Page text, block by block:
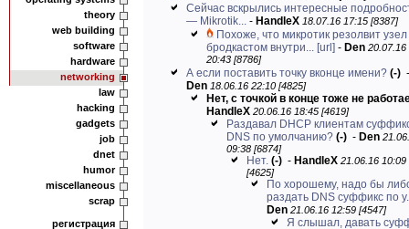
theory
web building
software
hardware
networking
law
hacking
gadgets
job
dnet
humor
miscellaneous
scrap
регистрация
Сейчас вскрылись интересные
— Mikrotik... - HandleX 18.07.16 17:15 [8387]
Похоже, что микротик резолвит узел
бродкастом внутри... [url] - Den 20.07.16
20:43 [8786]
А если поставить точку вконце имени? (-) -
Den 18.06.16 22:10 [4825]
Нет, с точкой в конце тоже не
HandleX 20.06.16 18:45 [4619]
Раздавал DHCP клиентам
DNS по умолчанию? (-) - Den
09:38 [6874]
Нет. (-) - HandleX 21.06.16 10:09
[4625]
По хорошему, надо бы
раздать DNS суффикс по
Den 21.06.16 12:59 [4547]
Я слышал, давать